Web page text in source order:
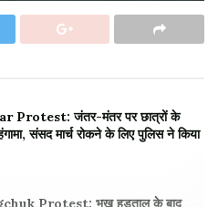
Protest: जंतर-मंतर पर छात्रों के
संसद मार्च रोकने के लिए पुलिस ने किया
Protest: भूख हड़ताल के बाद